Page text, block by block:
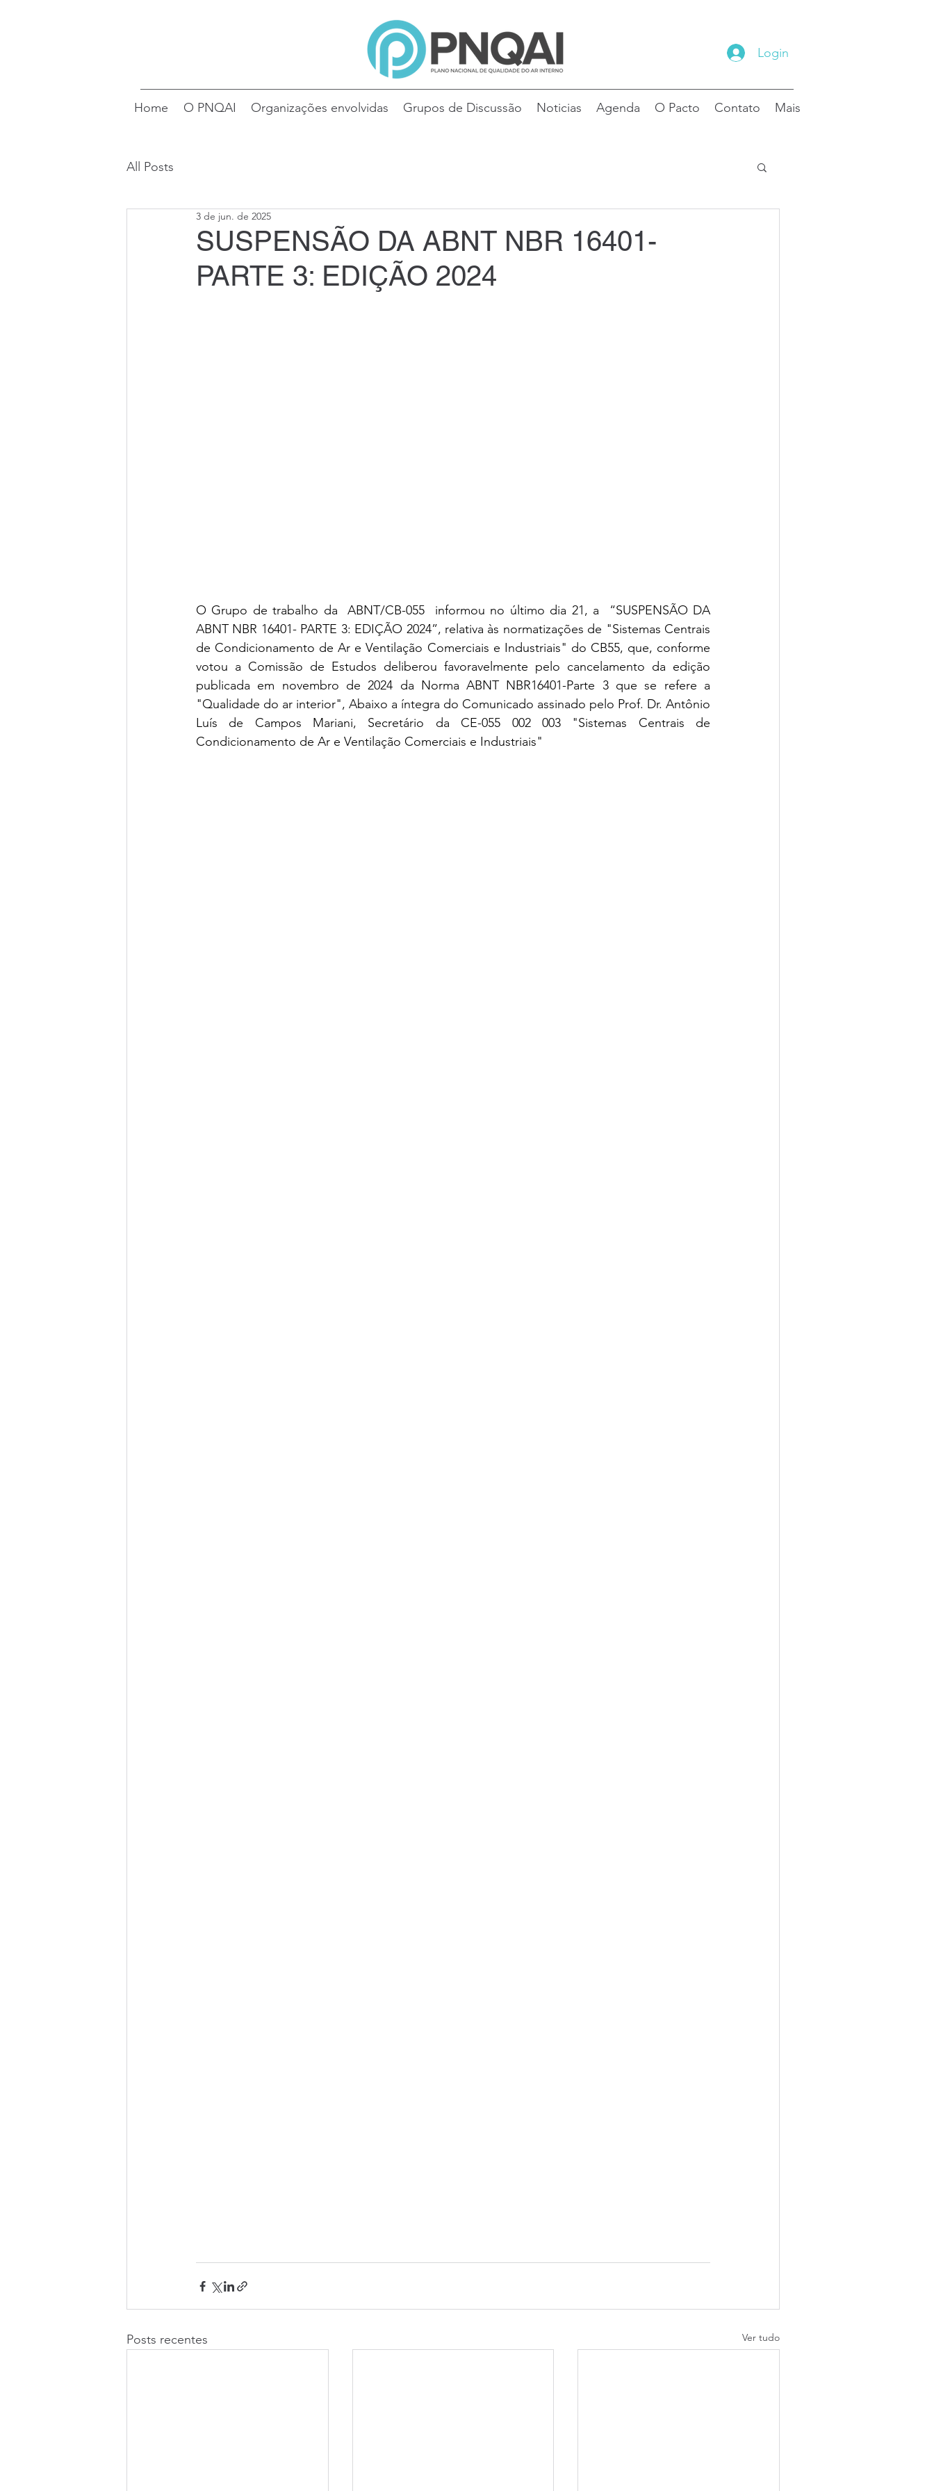
Login
Home O PNQAI Organizações envolvidas Grupos de Discussão Noticias Agenda O Pacto Contato Mais
All Posts
SUSPENSÃO DA ABNT NBR 16401-
PARTE 3: EDIÇÃO 2024
3 de jun. de 2025
O Grupo de trabalho da  ABNT/CB-055  informou no último dia 21, a  “SUSPENSÃO DA
ABNT NBR 16401- PARTE 3: EDIÇÃO 2024”, relativa às normatizações de "Sistemas Centrais
de Condicionamento de Ar e Ventilação Comerciais e Industriais" do CB55, que, conforme
votou a Comissão de Estudos deliberou favoravelmente pelo cancelamento da edição
publicada em novembro de 2024 da Norma ABNT NBR16401-Parte 3 que se refere a
"Qualidade do ar interior", Abaixo a íntegra do Comunicado assinado pelo Prof. Dr. Antônio
Luís de Campos Mariani, Secretário da CE-055 002 003 "Sistemas Centrais de
Condicionamento de Ar e Ventilação Comerciais e Industriais"
Posts recentes Ver tudo